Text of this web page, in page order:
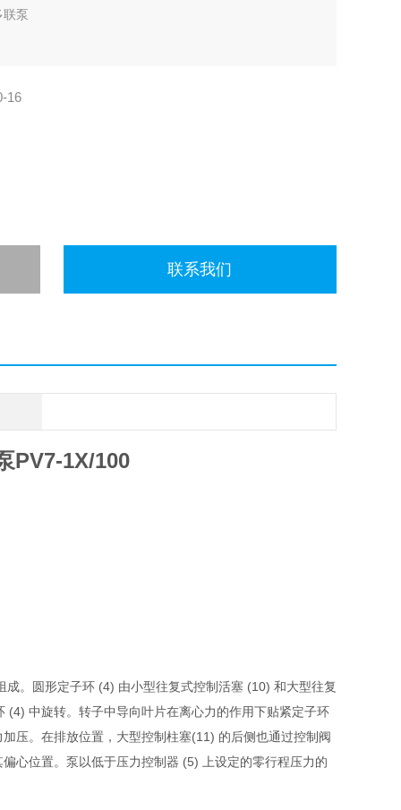
联泵
16
联系我们
PV7-1X/100
。圆形定子环 (4) 由小型往复式控制活塞 (10) 和大型往复
中旋转。转子中导向叶片在离心力的作用下贴紧定子环
压。在排放位置，大型控制柱塞(11) 的后侧也通过控制阀
心位置。泵以低于压力控制器 (5) 上设定的零行程压力的